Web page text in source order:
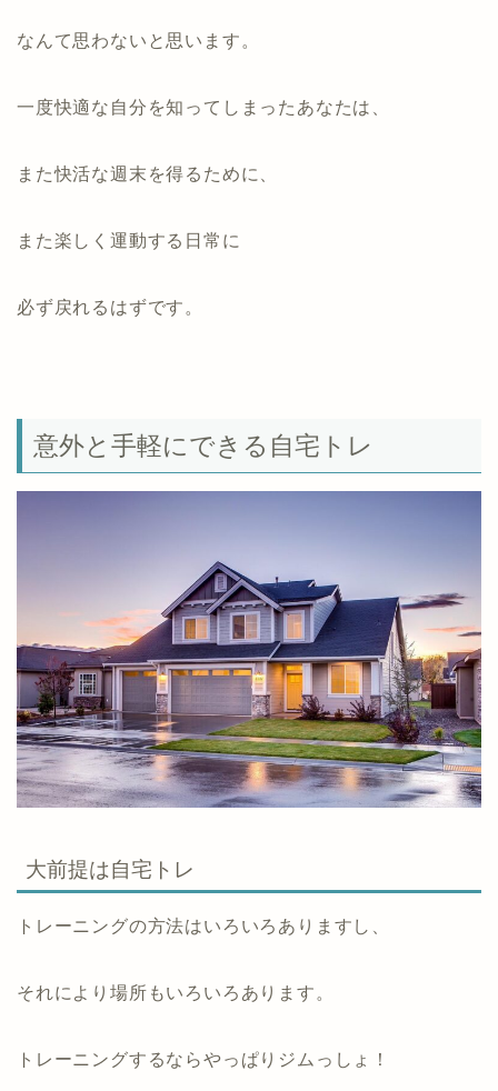
なんて思わないと思います。
一度快適な自分を知ってしまったあなたは、
また快活な週末を得るために、
また楽しく運動する日常に
必ず戻れるはずです。
意外と手軽にできる自宅トレ
大前提は自宅トレ
トレーニングの方法はいろいろありますし、
それにより場所もいろいろあります。
トレーニングするならやっぱりジムっしょ！